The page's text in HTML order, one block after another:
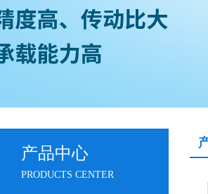
产品中心
PRODUCTS CENTER